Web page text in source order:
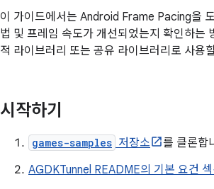
이 가이드에서는 Android Frame Pacing을
법 및 프레임 속도가 개선되었는지 확인하
적 라이브러리 또는 공유 라이브러리로 사용
시작하기
games-samples 저장소
를 클론합
AGDKTunnel README의 기본 요건